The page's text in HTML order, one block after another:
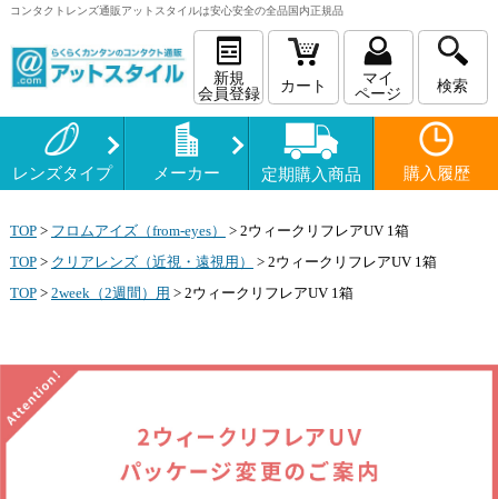
コンタクトレンズ通販アットスタイルは安心安全の全品国内正規品
新規
会員登録
カート
マイ
ページ
検索
レンズタイプ メーカー 定期購入商品 購入履歴
TOP> フロムアイズ（from-eyes） > 2ウィークリフレアUV 1箱
TOP> クリアレンズ（近視・遠視用） > 2ウィークリフレアUV 1箱
TOP> 2week（2週間）用 > 2ウィークリフレアUV 1箱